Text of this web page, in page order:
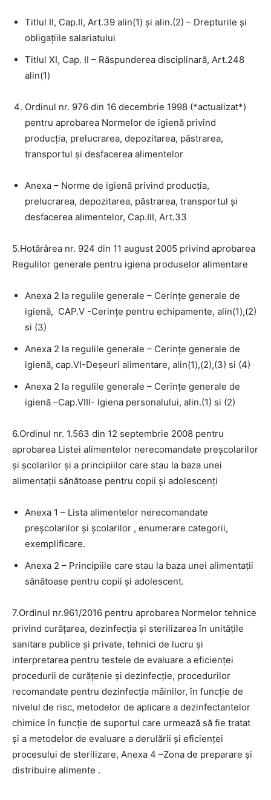
Titlul II, Cap.II, Art.39 alin(1) și alin.(2) – Drepturile și
obligațiile salariatului
Titlul XI, Cap. II – Răspunderea disciplinară, Art.248
alin(1)
Ordinul nr. 976 din 16 decembrie 1998 (*actualizat*)
pentru aprobarea Normelor de igienă privind
producţia, prelucrarea, depozitarea, păstrarea,
transportul şi desfacerea alimentelor
Anexa – Norme de igienă privind producția,
prelucrarea, depozitarea, păstrarea, transportul și
desfacerea alimentelor, Cap.III, Art.33
5.Hotărârea nr. 924 din 11 august 2005 privind aprobarea
Regulilor generale pentru igiena produselor alimentare
Anexa 2 la regulile generale – Cerințe generale de
igienă, CAP.V -Cerinţe pentru echipamente, alin(1),(2)
si (3)
Anexa 2 la regulile generale – Cerințe generale de
igienă, cap.VI-Deșeuri alimentare, alin(1),(2),(3) si (4)
Anexa 2 la regulile generale – Cerințe generale de
igienă –Cap.VIII- Igiena personalului, alin.(1) si (2)
6.Ordinul nr. 1.563 din 12 septembrie 2008 pentru
aprobarea Listei alimentelor nerecomandate preşcolarilor
şi şcolarilor şi a principiilor care stau la baza unei
alimentaţii sănătoase pentru copii şi adolescenți
Anexa 1 – Lista alimentelor nerecomandate
preșcolarilor și școlarilor , enumerare categorii,
exemplificare.
Anexa 2 – Principiile care stau la baza unei alimentaţii
sănătoase pentru copii şi adolescent.
7.Ordinul nr.961/2016 pentru aprobarea Normelor tehnice
privind curățarea, dezinfecția și sterilizarea în unitățile
sanitare publice și private, tehnici de lucru și
interpretarea pentru testele de evaluare a eficienței
procedurii de curățenie și dezinfecție, procedurilor
recomandate pentru dezinfecția mâinilor, în funcție de
nivelul de risc, metodelor de aplicare a dezinfectantelor
chimice în funcție de suportul care urmează să fie tratat
și a metodelor de evaluare a derulării și eficienței
procesului de sterilizare, Anexa 4 –Zona de preparare și
distribuire alimente .